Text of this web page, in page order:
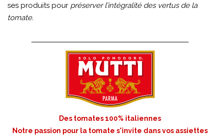
ses produits pour préserver l’intégralité des vertus de la
tomate.
Des tomates 100% italiennes
Notre passion pour la tomate s'invite dans vos assiettes